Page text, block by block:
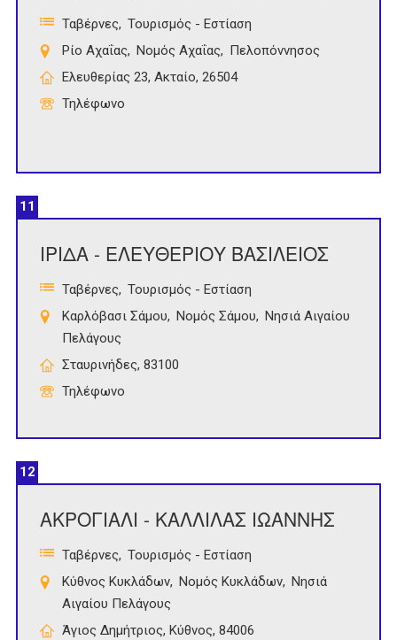
Ταβέρνες
Τουρισμός - Εστίαση
Ρίο Αχαΐας
Νομός Αχαΐας
Πελοπόννησος
Ελευθερίας 23, Ακταίο, 26504
Τηλέφωνο
11
ΙΡΙΔΑ - ΕΛΕΥΘΕΡΙΟΥ ΒΑΣΙΛΕΙΟΣ
Ταβέρνες
Τουρισμός - Εστίαση
Καρλόβασι Σάμου
Νομός Σάμου
Νησιά Αιγαίου
Πελάγους
Σταυρινήδες, 83100
Τηλέφωνο
12
ΑΚΡΟΓΙΑΛΙ - ΚΑΛΛΙΛΑΣ ΙΩΑΝΝΗΣ
Ταβέρνες
Τουρισμός - Εστίαση
Κύθνος Κυκλάδων
Νομός Κυκλάδων
Νησιά
Αιγαίου Πελάγους
Άγιος Δημήτριος, Κύθνος, 84006